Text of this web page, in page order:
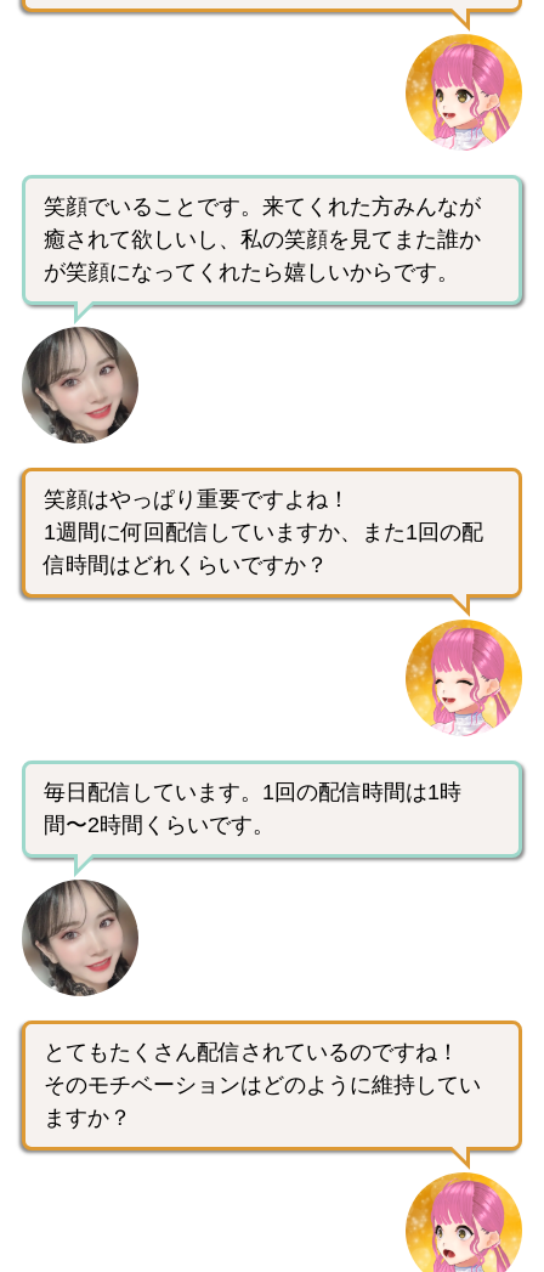
笑顔でいることです。来てくれた方みんなが
癒されて欲しいし、私の笑顔を見てまた誰か
が笑顔になってくれたら嬉しいからです。
笑顔はやっぱり重要ですよね！
1週間に何回配信していますか、また1回の配
信時間はどれくらいですか？
毎日配信しています。1回の配信時間は1時
間〜2時間くらいです。
とてもたくさん配信されているのですね！
そのモチベーションはどのように維持してい
ますか？